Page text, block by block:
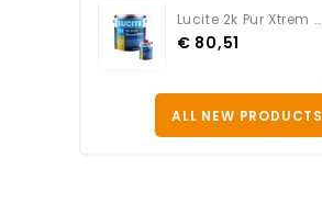
Lucite 2k Pur Xtrem Satin...
€ 80,51
ALL NEW PRODUCTS